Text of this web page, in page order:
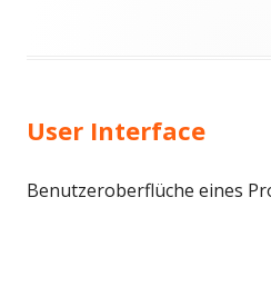
User Interface
Benutzeroberflüche eines